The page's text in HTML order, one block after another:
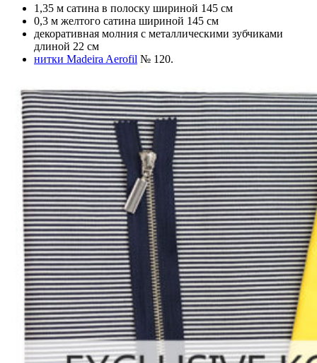
1,35 м сатина в полоску шириной 145 см
0,3 м желтого сатина шириной 145 см
декоративная молния с металлическими зубчиками
длиной 22 см
нитки Madeira Aerofil № 120.